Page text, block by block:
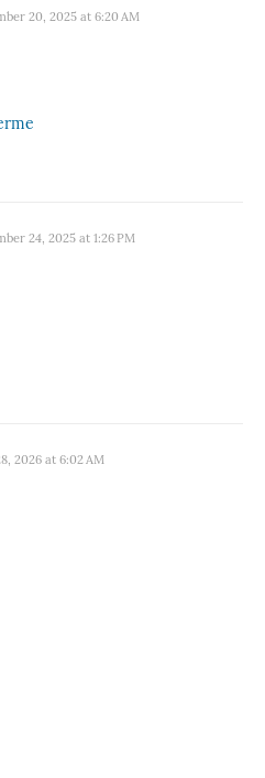
20, 2025 at 6:20 AM
24, 2025 at 1:26 PM
2026 at 6:02 AM